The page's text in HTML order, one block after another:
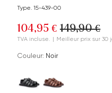
Type. 15-439-00
104,95 € 149,90 €
TVA incluse. | Meilleur prix sur 30
Couleur: Noir